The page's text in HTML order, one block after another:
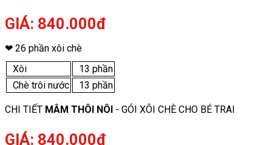
GIÁ: 840.000đ
❤ 26 phần xôi chè
Xôi
13 phần
Chè trôi nước
13 phần
CHI TIẾT MÂM THÔI NÔI - GÓI XÔI CHÈ CHO BÉ TRAI
GIÁ: 840.000đ